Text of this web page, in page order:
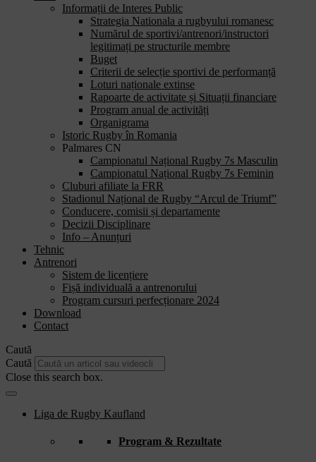
Informații de Interes Public
Strategia Nationala a rugbyului romanesc
Numărul de sportivi/antrenori/instructori
legitimați pe structurile membre
Buget
Criterii de selecție sportivi de performanță
Loturi naționale extinse
Rapoarte de activitate și Situații financiare
Program anual de activități
Organigrama
Istoric Rugby în Romania
Palmares CN
Campionatul Național Rugby 7s Masculin
Campionatul Național Rugby 7s Feminin
Cluburi afiliate la FRR
Stadionul Național de Rugby “Arcul de Triumf”
Conducere, comisii și departamente
Decizii Disciplinare
Info – Anunțuri
Tehnic
Antrenori
Sistem de licențiere
Fișă individuală a antrenorului
Program cursuri perfecționare 2024
Download
Contact
Caută
Caută
Close this search box.
Liga de Rugby Kaufland
Program & Rezultate